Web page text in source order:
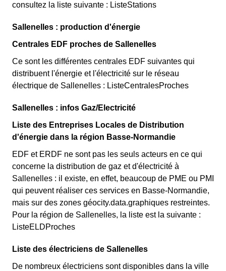
consultez la liste suivante : ListeStations
Sallenelles : production d'énergie
Centrales EDF proches de Sallenelles
Ce sont les différentes centrales EDF suivantes qui
distribuent l'énergie et l'électricité sur le réseau
électrique de Sallenelles : ListeCentralesProches
Sallenelles : infos Gaz/Electricité
Liste des Entreprises Locales de Distribution
d'énergie dans la région Basse-Normandie
EDF et ERDF ne sont pas les seuls acteurs en ce qui
concerne la distribution de gaz et d'électricité à
Sallenelles : il existe, en effet, beaucoup de PME ou PMI
qui peuvent réaliser ces services en Basse-Normandie,
mais sur des zones géocity.data.graphiques restreintes.
Pour la région de Sallenelles, la liste est la suivante :
ListeELDProches
Liste des électriciens de Sallenelles
De nombreux électriciens sont disponibles dans la ville